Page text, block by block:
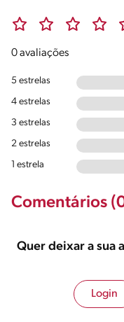
0 avaliações
5 estrelas
4 estrelas
3 estrelas
2 estrelas
1 estrela
Comentários
Quer deixar a sua
Login